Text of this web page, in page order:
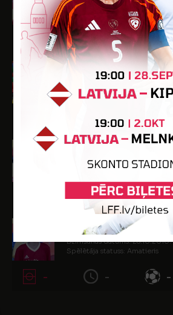
Dzimšanas datums: 08.04.2010.
Spēlētāja statuss: Amatieris
- - -
Martins Streičs
Spēlētāja statuss: Amatieris
-
Tomass Tramdaks
Dzimšanas datums: 11.04.2010.
- -
Roberts Zariņš
Dzimšanas datums: 28.10.2010.
Spēlētāja statuss: Amatieris
- - -